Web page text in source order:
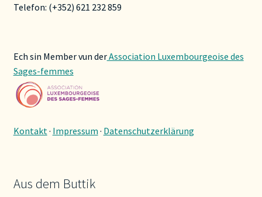
Telefon: (+352) 621 232 859
Ech sin Member vun derAssociation Luxembourgeoise des
Sages-femmes
Kontakt · Impressum · Datenschutzerklärung
Aus dem Buttik